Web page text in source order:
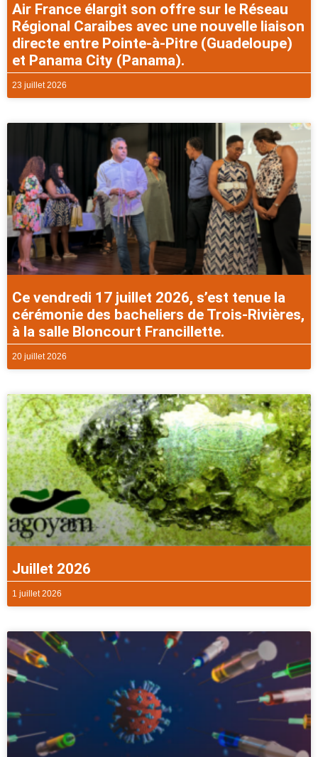
Air France élargit son offre sur le Réseau
Régional Caraibes avec une nouvelle liaison
directe entre Pointe-à-Pitre (Guadeloupe)
et Panama City (Panama).
23 juillet 2026
Ce vendredi 17 juillet 2026, s’est tenue la
cérémonie des bacheliers de Trois-Rivières,
à la salle Bloncourt Francillette.
20 juillet 2026
Juillet 2026
1 juillet 2026